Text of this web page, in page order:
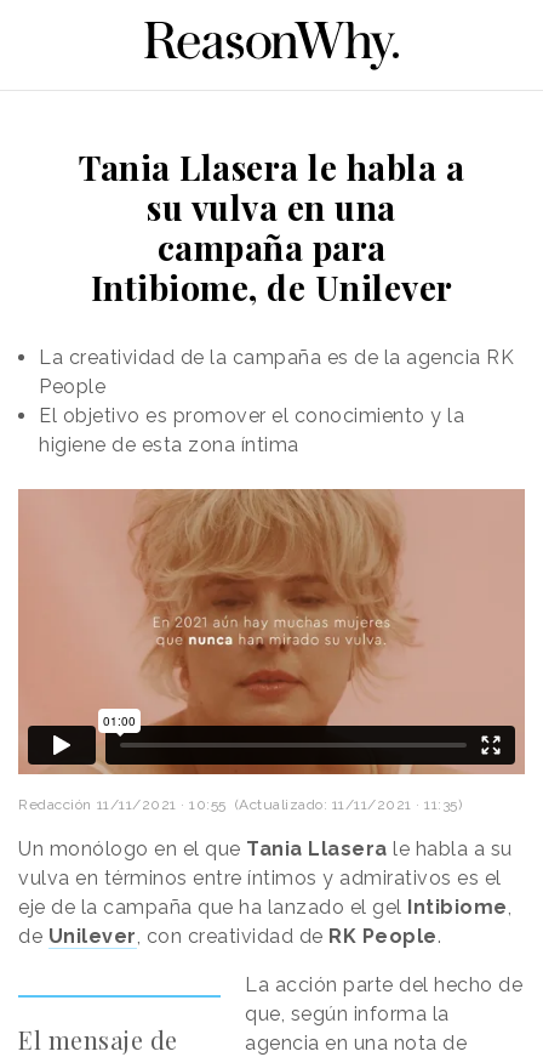
Tania Llasera le habla a
su vulva en una
campaña para
Intibiome, de Unilever
La creatividad de la campaña es de la agencia RK
People
El objetivo es promover el conocimiento y la
higiene de esta zona íntima
Redacción 11/11/2021 · 10:55 (Actualizado: 11/11/2021 · 11:35)
Un monólogo en el que Tania Llasera le habla a su
vulva en términos entre íntimos y admirativos es el
eje de la campaña que ha lanzado el gel Intibiome,
de Unilever, con creatividad de RK People.
El mensaje de
La acción parte del hecho de
que, según informa la
agencia en una nota de